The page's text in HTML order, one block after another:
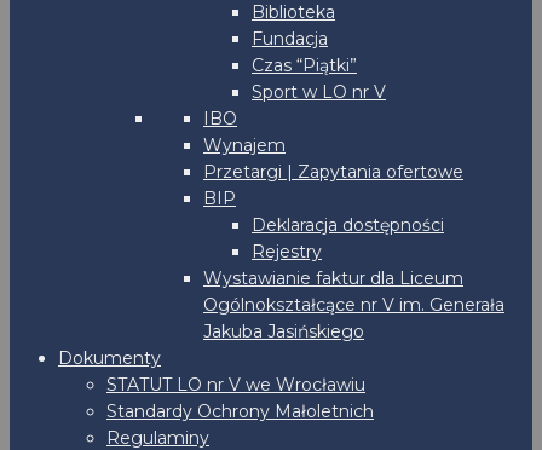
Biblioteka
Fundacja
Czas “Piątki”
Sport w LO nr V
IBO
Wynajem
Przetargi | Zapytania ofertowe
BIP
Deklaracja dostępności
Rejestry
Wystawianie faktur dla Liceum
Ogólnokształcące nr V im. Generała
Jakuba Jasińskiego
Dokumenty
STATUT LO nr V we Wrocławiu
Standardy Ochrony Małoletnich
Regulaminy